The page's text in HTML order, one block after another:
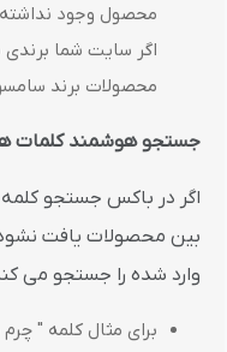
محصول وجود
اگر سایت شما
محصولات برند
جستجو هوشمند کلمات
اگر در باکس جستجو
وارد شده را جستجو می
برای مثال کلمه "